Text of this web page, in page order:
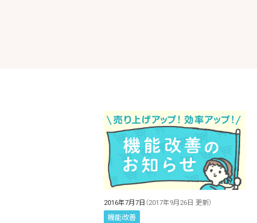
2016年7月7日 （2017年9月26日 更新）
機能改善